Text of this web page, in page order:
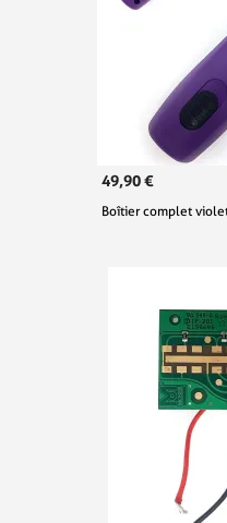
49,90 €
Boîtier complet